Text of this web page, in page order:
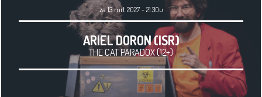
za 13 mrt 2027 - 21.30u
ARIEL DORON (ISR)
THE CAT PARADOX (12+)